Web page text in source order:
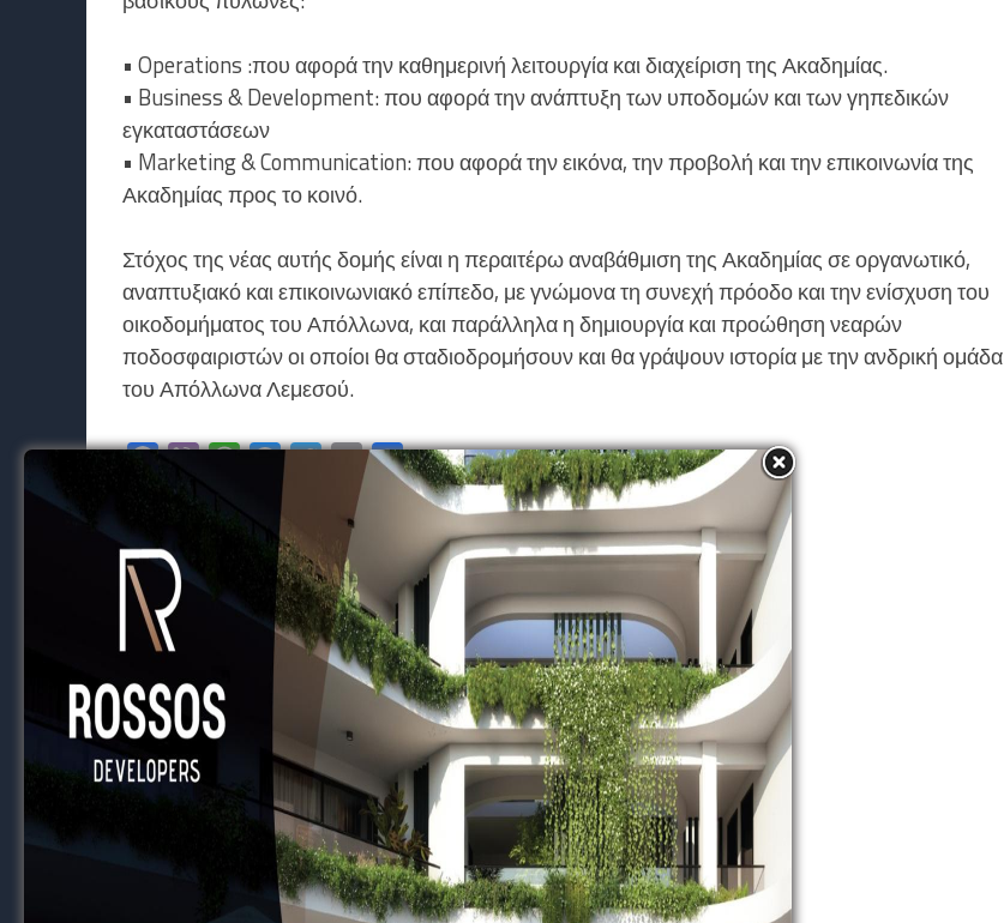
• Operations :που αφορά την καθημερινή λειτουργία και διαχείριση της Ακαδημίας.
• Business & Development: που αφορά την ανάπτυξη των υποδομών και των γηπεδικών
εγκαταστάσεων
• Marketing & Communication: που αφορά την εικόνα, την προβολή και την επικοινωνία της
Ακαδημίας προς το κοινό.
Στόχος της νέας αυτής δομής είναι η περαιτέρω αναβάθμιση της Ακαδημίας σε οργανωτικό,
αναπτυξιακό και επικοινωνιακό επίπεδο, με γνώμονα τη συνεχή πρόοδο και την ενίσχυση του
οικοδομήματος του Απόλλωνα, και παράλληλα η δημιουργία και προώθηση νεαρών
ποδοσφαιριστών οι οποίοι θα σταδιοδρομήσουν και θα γράψουν ιστορία με την ανδρική ομάδα
του Απόλλωνα Λεμεσού.
Facebook
ViberWhatsAppMessenger
TwitterEmailΜοιραστείτε
FEATURED